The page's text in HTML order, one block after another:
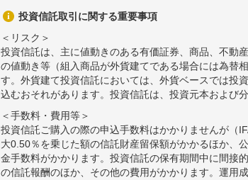
投資信託取引に関する重要事項
＜リスク＞
投資信託は、主に値動きのある有価証券、商品、不動
の値動き等（組入商品が外貨建てである場合には為替
す。外貨建て投資信託においては、外貨ベースでは投
込むおそれがあります。投資信託は、投資元本および
＜手数料・費用等＞
投資信託ご購入の際の申込手数料はかかりませんが（
大0.50％を乗じた額の信託財産留保額がかかるほか、
金手数料がかかります。投資信託の保有期間中に間接
の信託報酬のほか、その他の費用がかかります。運用